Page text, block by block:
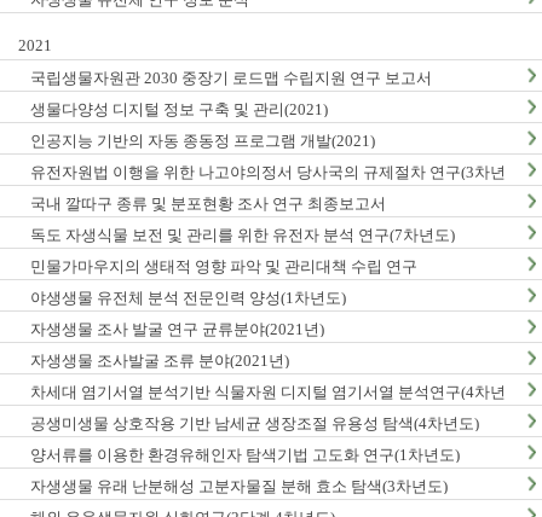
2021
국립생물자원관 2030 중장기 로드맵 수립지원 연구 보고서
생물다양성 디지털 정보 구축 및 관리(2021)
인공지능 기반의 자동 종동정 프로그램 개발(2021)
유전자원법 이행을 위한 나고야의정서 당사국의 규제절차 연구(3차년
도)
국내 깔따구 종류 및 분포현황 조사 연구 최종보고서
독도 자생식물 보전 및 관리를 위한 유전자 분석 연구(7차년도)
민물가마우지의 생태적 영향 파악 및 관리대책 수립 연구
야생생물 유전체 분석 전문인력 양성(1차년도)
자생생물 조사 발굴 연구 균류분야(2021년)
자생생물 조사발굴 조류 분야(2021년)
차세대 염기서열 분석기반 식물자원 디지털 염기서열 분석연구(4차년
도)
공생미생물 상호작용 기반 남세균 생장조절 유용성 탐색(4차년도)
양서류를 이용한 환경유해인자 탐색기법 고도화 연구(1차년도)
자생생물 유래 난분해성 고분자물질 분해 효소 탐색(3차년도)